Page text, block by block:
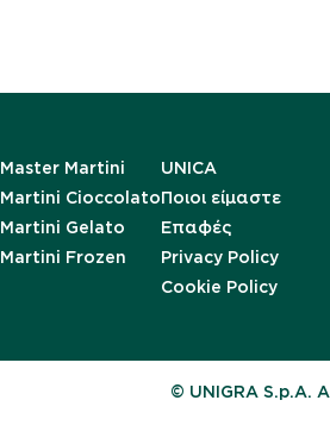
Master Martini
Martini Cioccolato
Martini Gelato
Martini Frozen
UNICA
Ποιοι είμαστε
Επαφές
Privacy Policy
Cookie Policy
© UNIGRA S.p.A.